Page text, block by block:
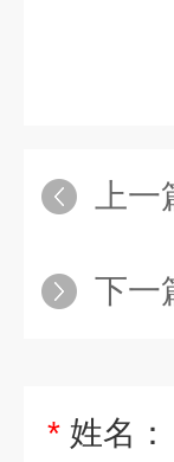
上一
下一
* 姓名：